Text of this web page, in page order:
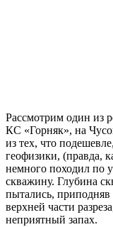
Рассмотрим один из
КС «Горняк», на
из тех, что
геофизики, (правда,
немного походил по
скважину. Глубина
пытались,
верхней части
неприятный запах.